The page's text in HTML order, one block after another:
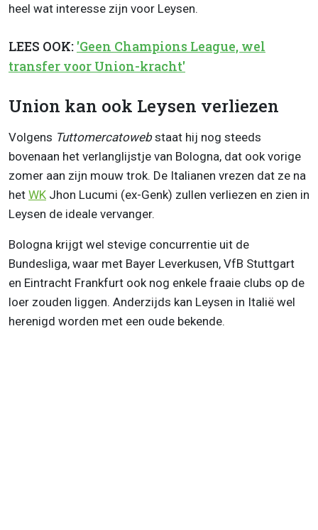
heel wat interesse zijn voor Leysen.
LEES OOK: 'Geen Champions League, wel
transfer voor Union-kracht'
Union kan ook Leysen verliezen
Volgens Tuttomercatowebstaat hij nog steeds
bovenaan het verlanglijstje van Bologna, dat ook vorige
zomer aan zijn mouw trok. De Italianen vrezen dat ze na
het WK Jhon Lucumi (ex-Genk) zullen verliezen en zien in
Leysen de ideale vervanger.
Bologna krijgt wel stevige concurrentie uit de
Bundesliga, waar met Bayer Leverkusen, VfB Stuttgart
en Eintracht Frankfurt ook nog enkele fraaie clubs op de
loer zouden liggen. Anderzijds kan Leysen in Italië wel
herenigd worden met een oude bekende.